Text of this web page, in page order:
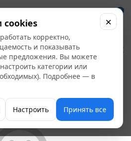
0
корректно,
и показывать
предложения. Вы можете
категории или
Подробнее — в
Настроить Принять все
×